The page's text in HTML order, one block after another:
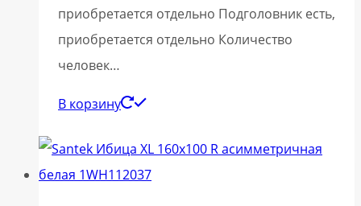
приобретается отдельно Подголовник есть,
приобретается отдельно Количество
человек…
В корзину